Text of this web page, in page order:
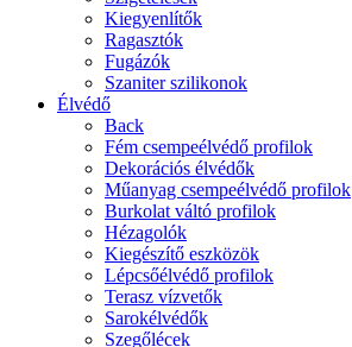
Kiegyenlítők
Ragasztók
Fugázók
Szaniter szilikonok
Élvédő
Back
Fém csempeélvédő profilok
Dekorációs élvédők
Műanyag csempeélvédő profilok
Burkolat váltó profilok
Hézagolók
Kiegészítő eszközök
Lépcsőélvédő profilok
Terasz vízvetők
Sarokélvédők
Szegőlécek